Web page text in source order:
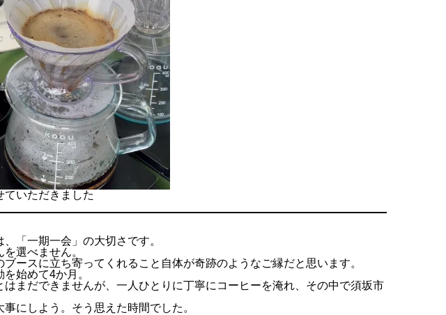
ていただきました
「一期一会」の大切さです。
選べません。
ースに立ち寄ってくれること自体が奇跡のようなご縁だと思います。
始めて4か月。
はまだできませんが、一人ひとりに丁寧にコーヒーを淹れ、その中で須坂市
にしよう。そう思えた時間でした。